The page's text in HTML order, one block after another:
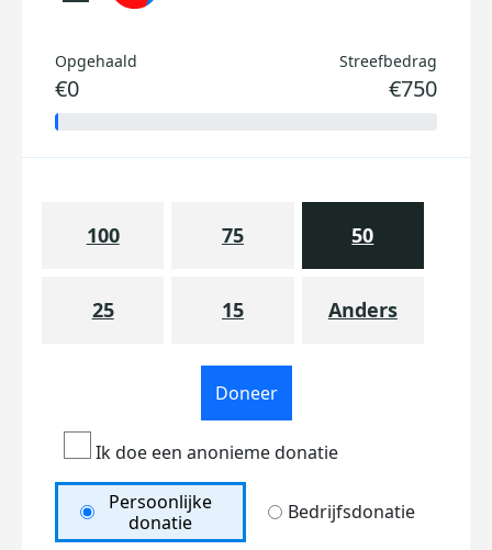
Opgehaald
€0
Streefbedrag
€750
100 75 50
25 15 Anders
Doneer
Ik doe een anonieme donatie
Persoonlijke
donatie
Bedrijfsdonatie